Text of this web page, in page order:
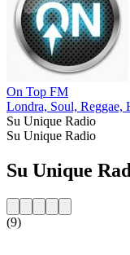
On Top FM
Londra, Soul, Reggae,
Su Unique Radio
Su Unique Radio
Su Unique
(9)